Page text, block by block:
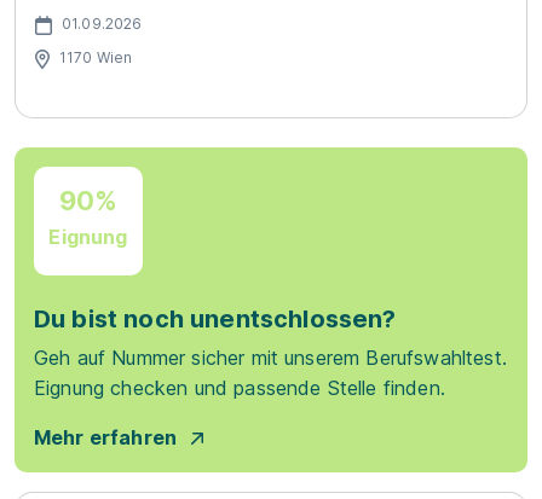
01.09.2026
1170 Wien
90%
Eignung
Du bist noch unentschlossen?
Geh auf Nummer sicher mit unserem Berufswahltest.
Eignung checken und passende Stelle finden.
Mehr erfahren